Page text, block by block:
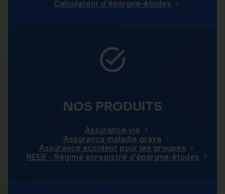
Calculateur d'épargne-études
NOS PRODUITS
Assurance vie
Assurance maladie grave
Assurance accident pour les groupes
REEE - Régime enregistré d’épargne-études